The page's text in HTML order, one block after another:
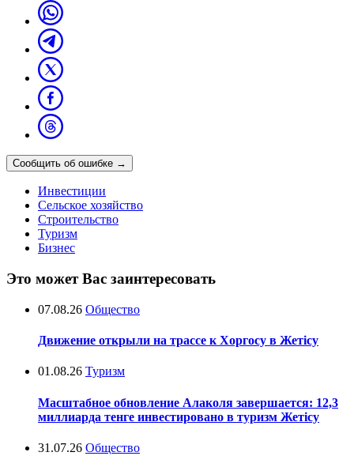
Сообщить об ошибке →
Инвестиции
Сельское хозяйство
Строительство
Туризм
Бизнес
Это может Вас заинтересовать
07.08.26 Общество
Движение открыли на трассе к Хоргосу в Жетісу
01.08.26 Туризм
Масштабное обновление Алаколя завершается: 12,3
миллиарда тенге инвестировано в туризм Жетісу
31.07.26 Общество